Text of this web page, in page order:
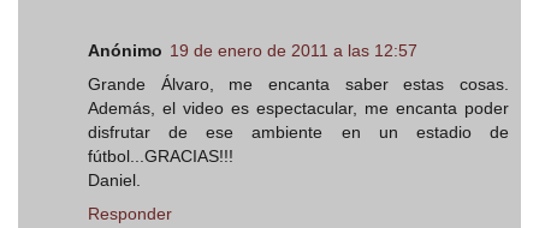
Anónimo 19 de enero de 2011 a las 12:57
Grande Álvaro, me encanta saber estas cosas.
Además, el video es espectacular, me encanta poder
disfrutar de ese ambiente en un estadio de
fútbol...GRACIAS!!!
Daniel.
Responder